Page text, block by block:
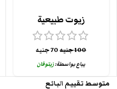
زيوت طبيعية
100جنيه 70جنيه
يباع بواسطة:زيتوفان
متوسط تقييم البائع